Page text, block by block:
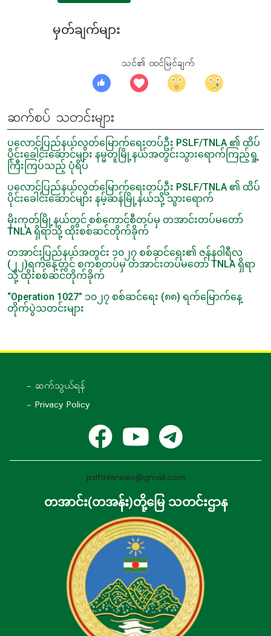
မှတ်ချက်များ
သင်၏ ထင်မြင်ချက်
ဆက်စပ် သတင်းများ
ပလောင်ပြည်နယ်လွတ်မြောက်ရေးတပ်ဦး PSLF/TNLA ၏ ထိပ်
ပိုင်းခေါင်းဆောင်များ နမ္မတူမြို့နယ်အတွင်းသွားရောက်ကြည့်ရှု့
ကြီးကြပ်သည့် ပုံရိပ်
ပလောင်ပြည်နယ်လွတ်မြောက်ရေးတပ်ဦး PSLF/TNLA ၏ ထိပ်
ပိုင်းခေါင်းဆောင်များ နမ့်ဆန်မြို့နယ်သို့ သွားရောက်
မိုးကုတ်မြို့နယ်တွင် စစ်ကောင်စီတပ်မှ တအာင်းတပ်မတော်
TNLA ရှိရာသို့ ထိုးစစ်ဆင်တိုက်ခိုက်
တအာင်းပြည်နယ်အတွင်း ၁၀၂၇ စစ်ဆင်ရေး၏ ဇန်န၀ါရီလ
(၂၂)ရက်နေ့တွင် စကစတပ်မှ တအာင်းတပ်မတော် TNLA ရှိရာ
သို့ ထိုးစစ်ဆင်တိုက်ခိုက်
“Operation 1027” ၁၀၂၇ စစ်ဆင်ရေး (၈၈) ရက်မြောက်နေ့
တိုက်ပွဲသတင်းများ
- ဆက်သွယ်ရန်
- Privacy Policy
pslftnlanews@gmail.com
တအာင်း(တအန်း)တို့မြေ သတင်းဌာန